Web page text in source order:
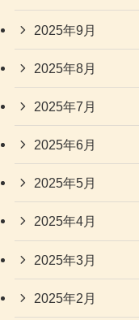
2025年9月
2025年8月
2025年7月
2025年6月
2025年5月
2025年4月
2025年3月
2025年2月